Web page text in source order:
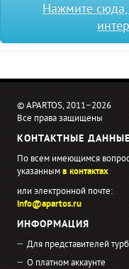
Нажмите сюда,
© APARTOS, 2011−2026
Все права защищены
КОНТАКТНЫЕ ДАННЫЕ
По всем имеющимся
указаннымв контактах
или электронной почте:
info@apartos.ru
ИНФОРМАЦИЯ
Для представителей
О платном аккаунте